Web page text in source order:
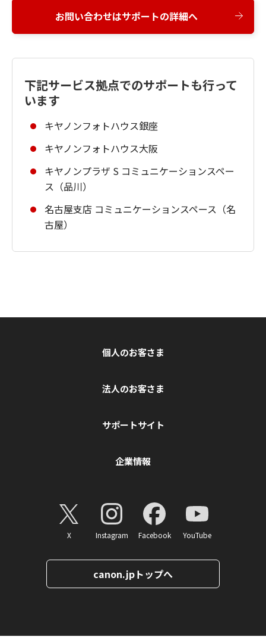
お問い合わせはサポートの詳細へ
下記サービス拠点でのサポートも行って
います
キヤノンフォトハウス銀座
キヤノンフォトハウス大阪
キヤノンプラザ S コミュニケーションスペー
ス（品川）
名古屋支店 コミュニケーションスペース（名
古屋）
個人のお客さま
法人のお客さま
サポートサイト
企業情報
X Instagram Facebook YouTube
canon.jpトップへ